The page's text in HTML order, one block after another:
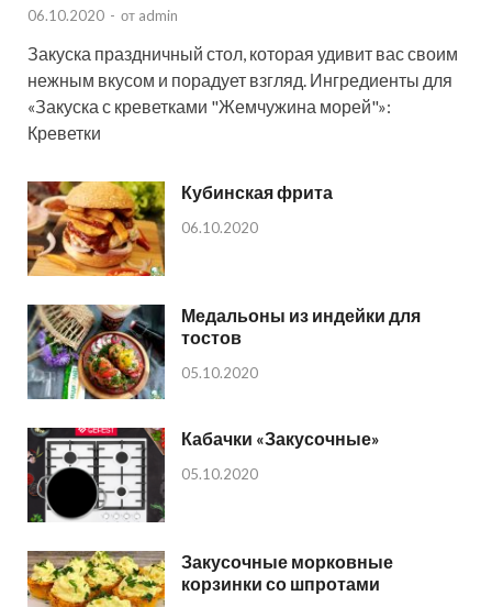
06.10.2020 - от admin
Закуска праздничный стол, которая удивит вас своим
нежным вкусом и порадует взгляд. Ингредиенты для
«Закуска с креветками "Жемчужина морей"»:
Креветки
Кубинская фрита
06.10.2020
Медальоны из индейки для
тостов
05.10.2020
Кабачки «Закусочные»
05.10.2020
Закусочные морковные
корзинки со шпротами